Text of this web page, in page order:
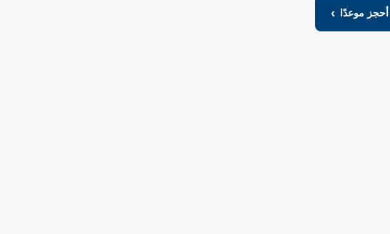
أحجز موعدًا